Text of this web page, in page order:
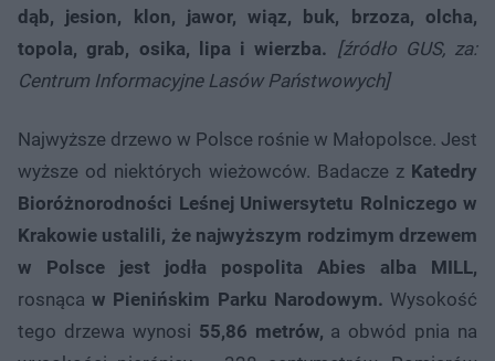
dąb, jesion, klon, jawor, wiąz, buk, brzoza, olcha,
topola, grab, osika, lipa i wierzba. [źródło GUS, za:
Centrum Informacyjne Lasów Państwowych]
Najwyższe drzewo w Polsce rośnie w Małopolsce. Jest
wyższe od niektórych wieżowców. Badacze z Katedry
Bioróżnorodności Leśnej Uniwersytetu Rolniczego w
Krakowie ustalili, że najwyższym rodzimym drzewem
w Polsce jest jodła pospolita Abies alba MILL,
rosnącaw Pienińskim Parku Narodowym. Wysokość
tego drzewa wynosi 55,86 metrów, a obwód pnia na